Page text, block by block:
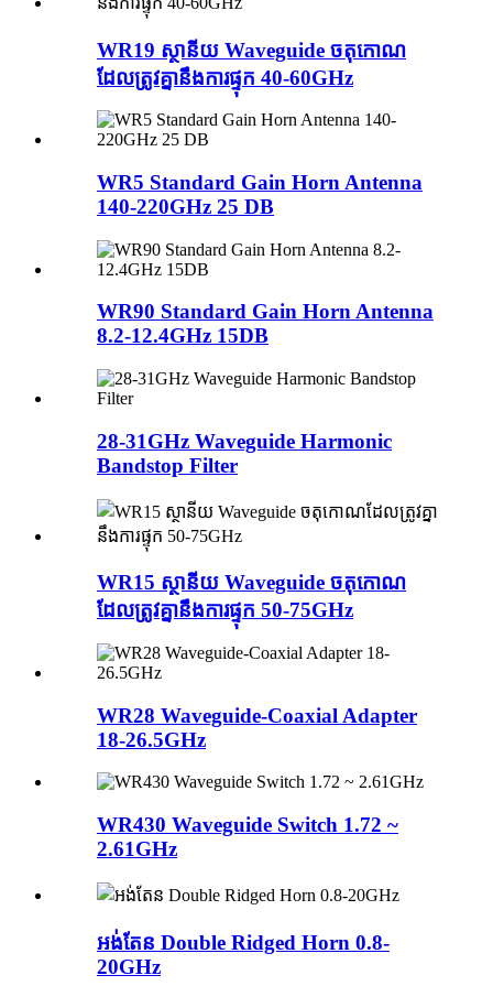
WR19 ស្ថានីយ Waveguide ចតុកោណ
ដែលត្រូវគ្នានឹងការផ្ទុក 40-60GHz
WR5 Standard Gain Horn Antenna
140-220GHz 25 DB
WR90 Standard Gain Horn Antenna
8.2-12.4GHz 15DB
28-31GHz Waveguide Harmonic
Bandstop Filter
WR15 ស្ថានីយ Waveguide ចតុកោណ
ដែលត្រូវគ្នានឹងការផ្ទុក 50-75GHz
WR28 Waveguide-Coaxial Adapter
18-26.5GHz
WR430 Waveguide Switch 1.72 ~
2.61GHz
អង់តែន Double Ridged Horn 0.8-
20GHz